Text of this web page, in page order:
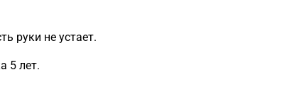
руки не устает.
5 лет.